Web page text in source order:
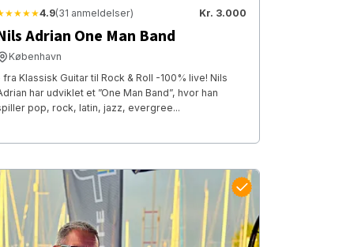
4.9(31 anmeldelser) Kr. 3.000
Adrian One Man Band
København
fra Klassisk Guitar til Rock & Roll -100% live! Nils
har udviklet et ”One Man Band”, hvor han
pop, rock, latin, jazz, evergree...